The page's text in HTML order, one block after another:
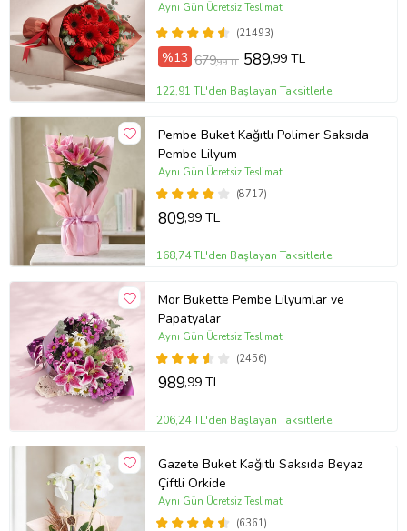
(21493)
Aynı Gün Ücretsiz Teslimat
%13 679,99 TL 589,99 TL
122,91 TL'den Başlayan Taksitlerle
Pembe Buket Kağıtlı Polimer Saksıda
Pembe Lilyum
(8717)
Aynı Gün Ücretsiz Teslimat
809,99 TL
168,74 TL'den Başlayan Taksitlerle
Mor Bukette Pembe Lilyumlar ve
Papatyalar
(2456)
Aynı Gün Ücretsiz Teslimat
989,99 TL
206,24 TL'den Başlayan Taksitlerle
Gazete Buket Kağıtlı Saksıda Beyaz
Çiftli Orkide
(6361)
Aynı Gün Ücretsiz Teslimat